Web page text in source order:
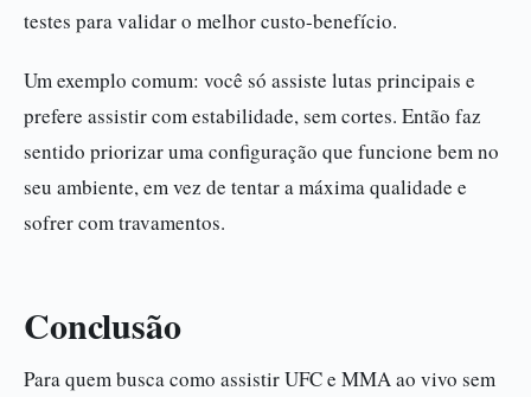
testes para validar o melhor custo-benefício.
Um exemplo comum: você só assiste lutas principais e
prefere assistir com estabilidade, sem cortes. Então faz
sentido priorizar uma configuração que funcione bem no
seu ambiente, em vez de tentar a máxima qualidade e
sofrer com travamentos.
Conclusão
Para quem busca como assistir UFC e MMA ao vivo sem